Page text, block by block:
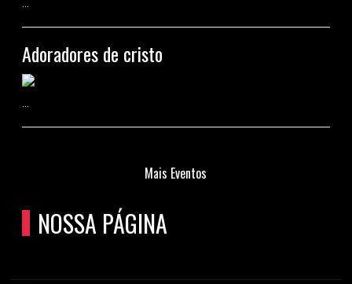
Adoradores de cristo
Mais Eventos
NOSSA PÁGINA